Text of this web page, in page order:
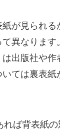
が見られ
異なります
出版社や作
ては裏表紙
れば背表紙